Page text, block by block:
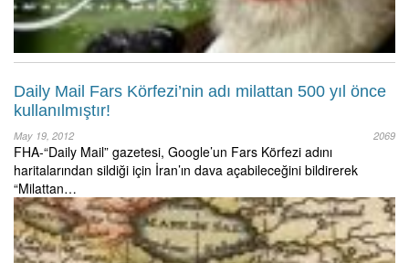
Daily Mail Fars Körfezi’nin adı milattan 500 yıl önce
kullanılmıştır!
May 19, 2012 2069
FHA-“Daily Mail” gazetesi, Google’un Fars Körfezi adını
haritalarından sildiği için İran’ın dava açabileceğini bildirerek
“Milattan…